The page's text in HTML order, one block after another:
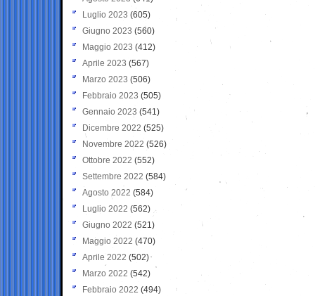
Luglio 2023 (605)
Giugno 2023 (560)
Maggio 2023 (412)
Aprile 2023 (567)
Marzo 2023 (506)
Febbraio 2023 (505)
Gennaio 2023 (541)
Dicembre 2022 (525)
Novembre 2022 (526)
Ottobre 2022 (552)
Settembre 2022 (584)
Agosto 2022 (584)
Luglio 2022 (562)
Giugno 2022 (521)
Maggio 2022 (470)
Aprile 2022 (502)
Marzo 2022 (542)
Febbraio 2022 (494)